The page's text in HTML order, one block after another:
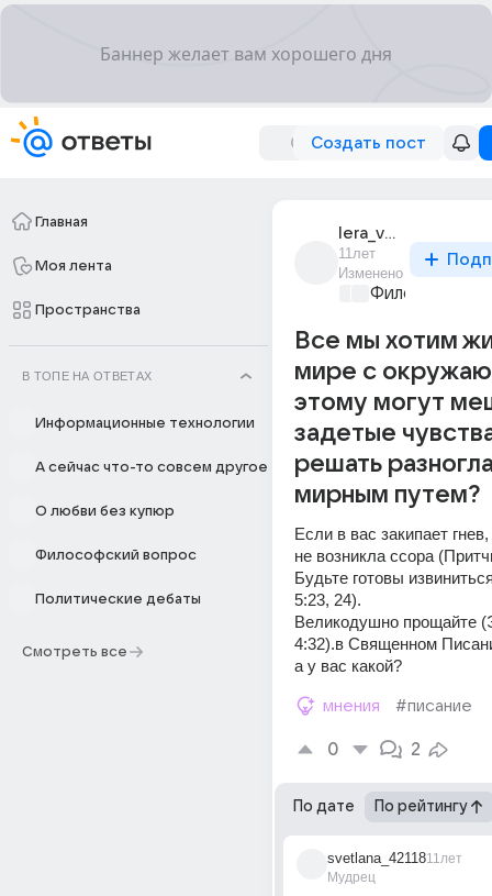
Создать пост
Главная
Моя лента
Пространства
В ТОПЕ НА ОТВЕТАХ
Информационные технологии
А сейчас что-то совсем другое
О любви без купюр
Философский вопрос
Политические дебаты
Смотреть все
lera_venutti
11лет
Изменено
Философский
Все мы хотим
мире с
этому могут
задетые
решать
мирным путем?
Если в вас закипает
не возникла ссора
Будьте готовы
5:23, 24).
Великодушно прощайте
4:32).в Священном
а у вас какой?
мнения #писание
0 2
По дате По рейтингу
svetlana_42118
Мудрец
11лет